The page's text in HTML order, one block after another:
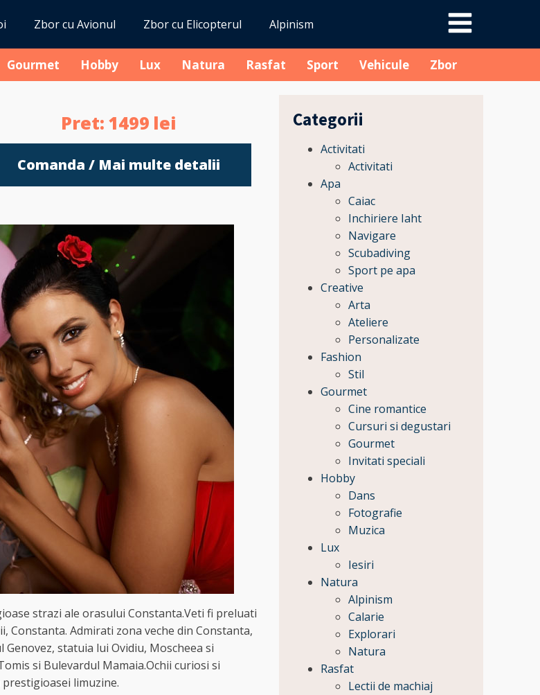
Zbor cu Avionul Zbor cu Elicopterul Alpinism
Gourmet Hobby Lux Natura Rasfat Sport Vehicule Zbor
Pret: 1499 lei
Comanda / Mai multe detalii
strazi ale orasului Constanta.Veti fi preluati
Admirati zona veche din Constanta,
statuia lui Ovidiu, Moscheea si
si Bulevardul Mamaia.Ochii curiosi si
limuzine.
Categorii
Activitati
Activitati
Apa
Caiac
Inchiriere Iaht
Navigare
Scubadiving
Sport pe apa
Creative
Arta
Ateliere
Personalizate
Fashion
Stil
Gourmet
Cine romantice
Cursuri si degustari
Gourmet
Invitati speciali
Hobby
Dans
Fotografie
Muzica
Lux
Iesiri
Natura
Alpinism
Calarie
Explorari
Natura
Rasfat
Lectii de machiaj